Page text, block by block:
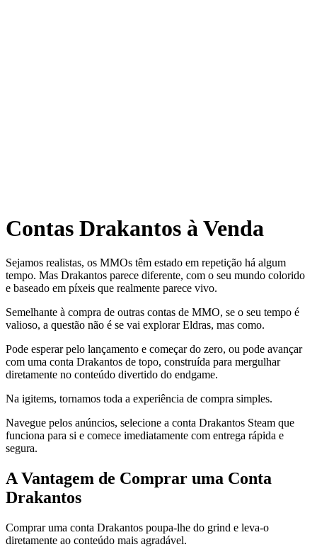
Contas Drakantos à Venda
Sejamos realistas, os MMOs têm estado em repetição há algum
tempo. Mas Drakantos parece diferente, com o seu mundo colorido
e baseado em píxeis que realmente parece vivo.
Semelhante à compra de outras contas de MMO, se o seu tempo é
valioso, a questão não é se vai explorar Eldras, mas como.
Pode esperar pelo lançamento e começar do zero, ou pode avançar
com uma conta Drakantos de topo, construída para mergulhar
diretamente no conteúdo divertido do endgame.
Na igitems, tornamos toda a experiência de compra simples.
Navegue pelos anúncios, selecione a conta Drakantos Steam que
funciona para si e comece imediatamente com entrega rápida e
segura.
A Vantagem de Comprar uma Conta
Drakantos
Comprar uma conta Drakantos poupa-lhe do grind e leva-o
diretamente ao conteúdo mais agradável.